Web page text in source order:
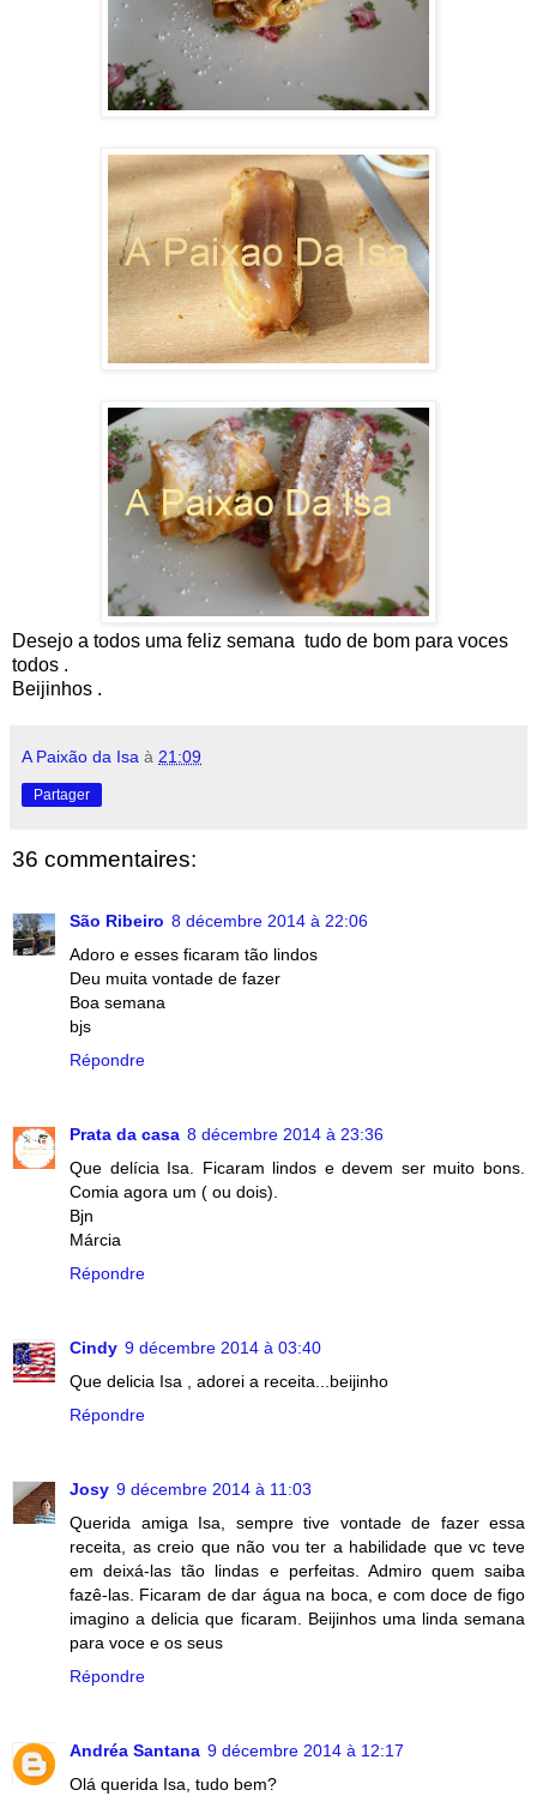
Desejo a todos uma feliz semana tudo de bom para voces
todos .
Beijinhos .
A Paixão da Isa à 21:09
Partager
36 commentaires:
São Ribeiro 8 décembre 2014 à 22:06
Adoro e esses ficaram tão lindos
Deu muita vontade de fazer
Boa semana
bjs
Répondre
Prata da casa 8 décembre 2014 à 23:36
Que delícia Isa. Ficaram lindos e devem ser muito bons.
Comia agora um ( ou dois).
Bjn
Márcia
Répondre
Cindy 9 décembre 2014 à 03:40
Que delicia Isa , adorei a receita...beijinho
Répondre
Josy 9 décembre 2014 à 11:03
Querida amiga Isa, sempre tive vontade de fazer essa
receita, as creio que não vou ter a habilidade que vc teve
em deixá-las tão lindas e perfeitas. Admiro quem saiba
fazê-las. Ficaram de dar água na boca, e com doce de figo
imagino a delicia que ficaram. Beijinhos uma linda semana
para voce e os seus
Répondre
Andréa Santana 9 décembre 2014 à 12:17
Olá querida Isa, tudo bem?